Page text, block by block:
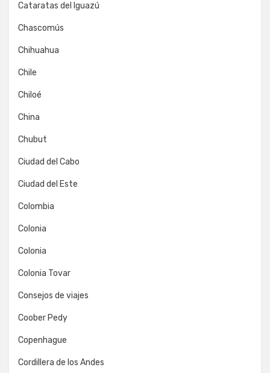
Cataratas del Iguazú
Chascomús
Chihuahua
Chile
Chiloé
China
Chubut
Ciudad del Cabo
Ciudad del Este
Colombia
Colonia
Colonia
Colonia Tovar
Consejos de viajes
Coober Pedy
Copenhague
Cordillera de los Andes